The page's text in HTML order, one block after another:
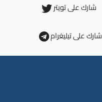
شارك على تويتر
شارك على تيليغرام